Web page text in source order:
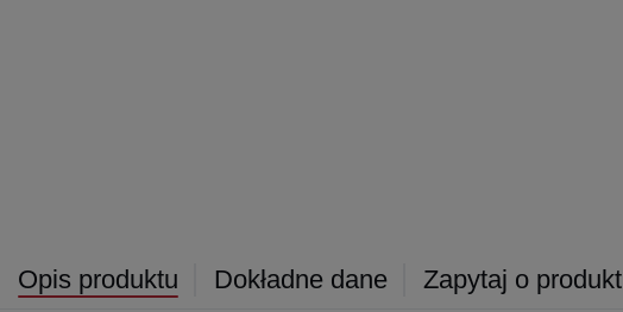
Opis produktu Dokładne dane Zapytaj o produkt